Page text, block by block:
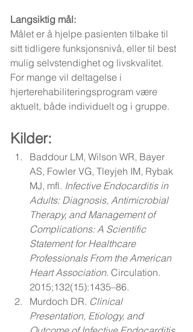
Langsiktig mål:
Målet er å hjelpe pasienten tilbake til
sitt tidligere funksjonsnivå, eller til best
mulig selvstendighet og livskvalitet.
For mange vil deltagelse i
hjerterehabiliteringsprogram være
aktuelt, både individuelt og i gruppe.
Kilder:
Baddour LM, Wilson WR, Bayer
AS, Fowler VG, Tleyjeh IM, Rybak
MJ, mfl. Infective Endocarditis in
Adults: Diagnosis, Antimicrobial
Therapy, and Management of
Complications: A Scientific
Statement for Healthcare
Professionals From the American
Heart Association. Circulation.
2015;132(15):1435–86.
Murdoch DR. Clinical
Presentation, Etiology, and